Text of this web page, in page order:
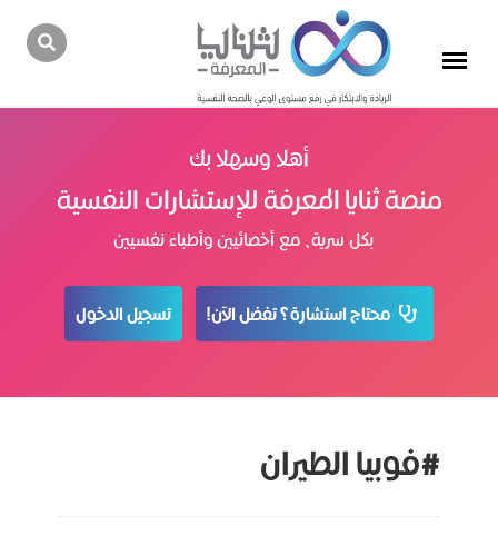
أهلا وسهلا بك
منصة ثنايا المعرفة للإستشارات النفسية
بكل سرية، مع أخصائيين وأطباء نفسيين
محتاج استشارة؟ تفضل الآن! تسجيل الدخول
#فوبيا الطيران